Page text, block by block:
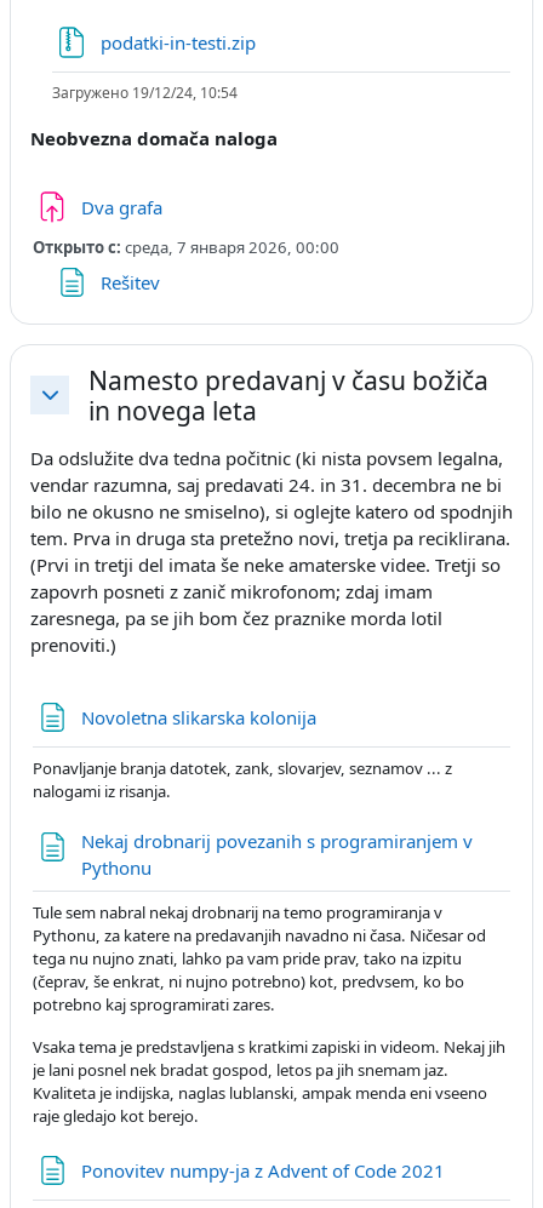
podatki-in-testi.zip
Загружено 19/12/24, 10:54
Neobvezna domača naloga
Dva grafaЗадание
Открыто с: среда, 7 января 2026, 00:00
RešitevСтраница
Свернуть
Namesto predavanj v času božiča
in novega leta
Da odslužite dva tedna počitnic (ki nista povsem legalna,
vendar razumna, saj predavati 24. in 31. decembra ne bi
bilo ne okusno ne smiselno), si oglejte katero od spodnjih
tem. Prva in druga sta pretežno novi, tretja pa reciklirana.
(Prvi in tretji del imata še neke amaterske videe. Tretji so
zapovrh posneti z zanič mikrofonom; zdaj imam
zaresnega, pa se jih bom čez praznike morda lotil
prenoviti.)
Novoletna slikarska kolonijaСтраница
Ponavljanje branja datotek, zank, slovarjev, seznamov ... z
nalogami iz risanja.
Nekaj drobnarij povezanih s programiranjem v
PythonuСтраница
Tule sem nabral nekaj drobnarij na temo programiranja v
Pythonu, za katere na predavanjih navadno ni časa. Ničesar od
tega nu nujno znati, lahko pa vam pride prav, tako na izpitu
(čeprav, še enkrat, ni nujno potrebno) kot, predvsem, ko bo
potrebno kaj sprogramirati zares.
Vsaka tema je predstavljena s kratkimi zapiski in videom. Nekaj jih
je lani posnel nek bradat gospod, letos pa jih snemam jaz.
Kvaliteta je indijska, naglas lublanski, ampak menda eni vseeno
raje gledajo kot berejo.
Ponovitev numpy-ja z Advent of Code 2021